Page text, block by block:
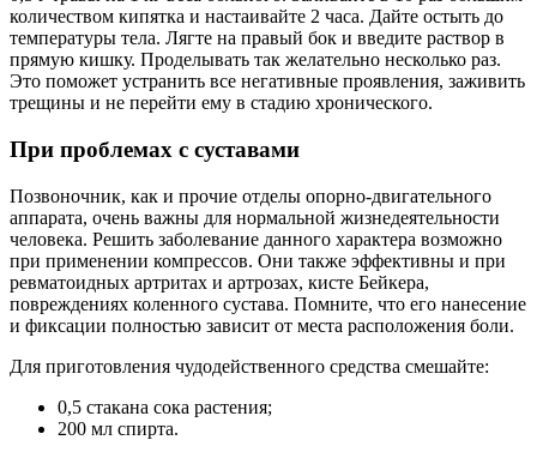
количеством кипятка и настаивайте 2 часа. Дайте остыть до
температуры тела. Лягте на правый бок и введите раствор в
прямую кишку. Проделывать так желательно несколько раз.
Это поможет устранить все негативные проявления, заживить
трещины и не перейти ему в стадию хронического.
При проблемах с суставами
Позвоночник, как и прочие отделы опорно-двигательного
аппарата, очень важны для нормальной жизнедеятельности
человека. Решить заболевание данного характера возможно
при применении компрессов. Они также эффективны и при
ревматоидных артритах и артрозах, кисте Бейкера,
повреждениях коленного сустава. Помните, что его нанесение
и фиксации полностью зависит от места расположения боли.
Для приготовления чудодейственного средства смешайте:
0,5 стакана сока растения;
200 мл спирта.